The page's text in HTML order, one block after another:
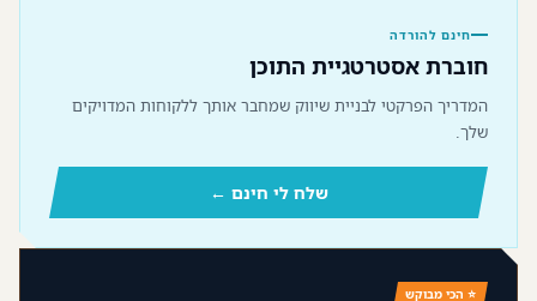
חינם להורדה
חוברת אסטרטגיית התוכן
המדריך הפרקטי לבניית שיווק שמחבר אותך ללקוחות המדויקים
שלך.
שלח לי חינם ←
⭐ הכי מבוקש